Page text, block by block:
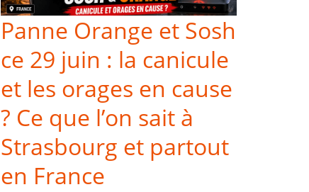
Panne Orange et Sosh
ce 29 juin : la canicule
et les orages en cause
? Ce que l’on sait à
Strasbourg et partout
en France